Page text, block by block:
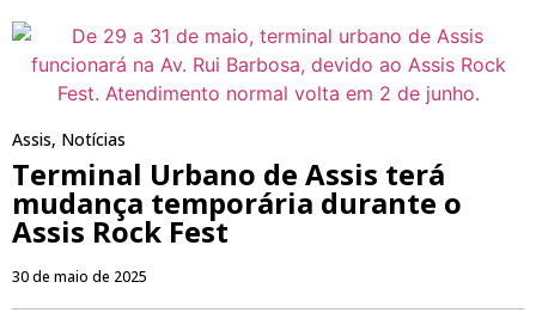
Assis, Notícias
Terminal Urbano de Assis terá
mudança temporária durante o
Assis Rock Fest
30 de maio de 2025